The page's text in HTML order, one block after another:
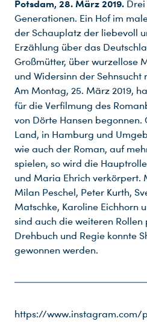
Potsdam, 28. März 2019.
Generationen. Ein Hof im
der Schauplatz der liebevoll
Erzählung über das
Großmütter, über wurzellose
und Widersinn der Sehnsucht
Am Montag, 25. März 2019,
für die Verfilmung des
von Dörte Hansen
Land, in Hamburg und
wie auch der Roman, auf
spielen, so wird die
und Maria Ehrich verkörpert.
Milan Peschel, Peter Kurth,
Matschke, Karoline Eichhorn
sind auch die weiteren Rollen
Drehbuch und Regie konnte
gewonnen werden.
https://www.instagram.com/